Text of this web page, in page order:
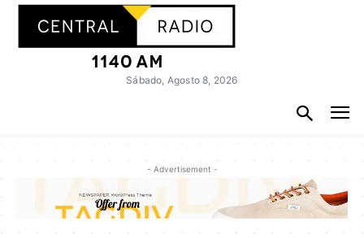
Sábado, Agosto 8, 2026
- Advertisement -